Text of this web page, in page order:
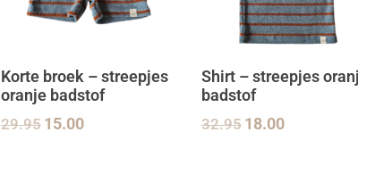
Korte broek – streepjes
oranje badstof
29.95 15.00
Shirt – streepjes oranje
badstof
32.95 18.00